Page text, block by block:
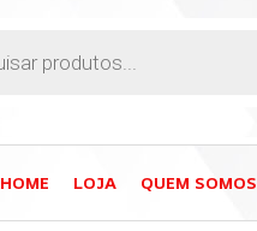
HOME LOJA QUEM SOMOS